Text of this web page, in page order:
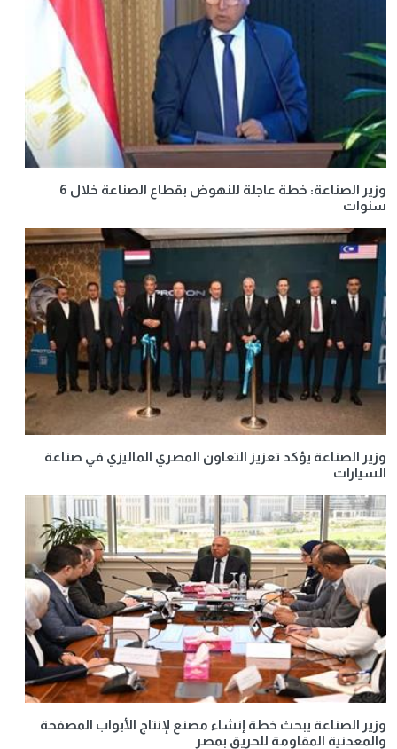
وزير الصناعة: خطة عاجلة للنهوض بقطاع الصناعة خلال 6
سنوات
وزير الصناعة يؤكد تعزيز التعاون المصري الماليزي في صناعة
السيارات
وزير الصناعة يبحث خطة إنشاء مصنع لإنتاج الأبواب المصفحة
والمعدنية المقاومة للحريق بمصر